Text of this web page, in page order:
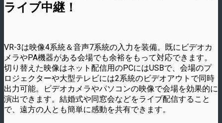
ライブ中継！
VR-3は映像4系統＆音声7系統の入力を装備。既にビデオカ
メラやPA機器がある会場でも余裕をもって対応できます。
切り替えた映像はネット配信用のPCにはUSBで、会場のプ
ロジェクターや大型テレビには2系統のビデオアウトで同時
出力可能。ビデオカメラやパソコンの映像で会場を効果的に
演出できます。結婚式や同窓会などをライブ配信すること
で、遠方の人とも簡単に感動を共有できます。